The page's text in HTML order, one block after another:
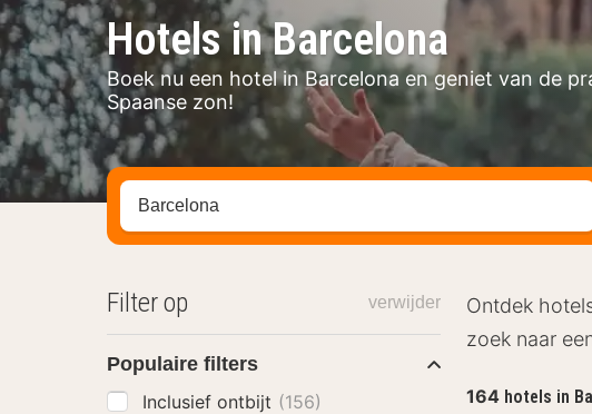
Hotels in Barcelona
Boek nu een hotel in Barcelona en geniet van de
Spaanse zon!
Zoek op hotel, regio of stad
Ontdek
zoek naar
164 hotels in
Filter op verwijder
Populaire filters
Inclusief ontbijt (156)